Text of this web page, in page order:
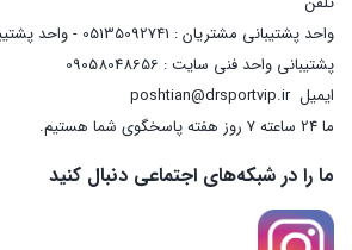
پشتیبانی واحد فنی سایت : 09058048656
ایمیلposhtian@drsportvip.ir
ما 24 ساعته 7 روز هفته پاسخگوی شما هستیم.
ما را در شبکه‌های اجتماعی دنبال کنید